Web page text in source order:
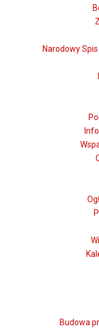
Narodowy
Budowa